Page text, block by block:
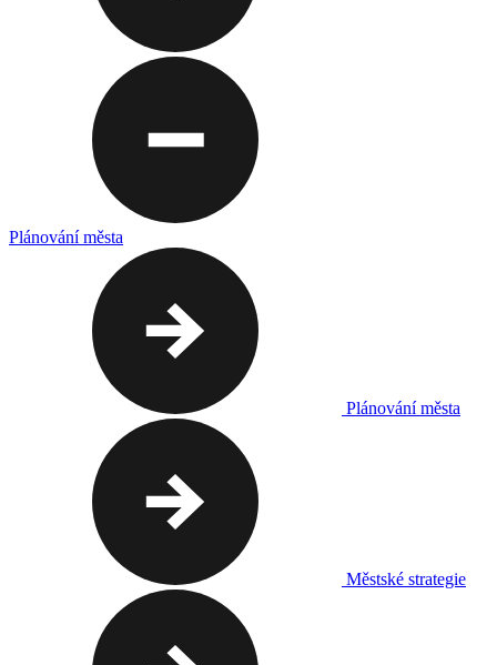
Plánování města
Plánování města
Městské strategie